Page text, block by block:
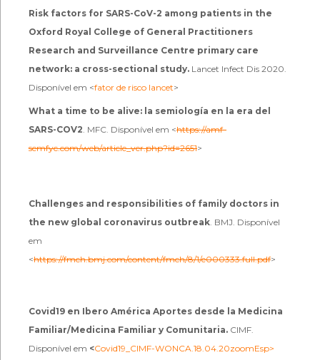
Risk factors for SARS-CoV-2 among patients in the
Oxford Royal College of General Practitioners
Research and Surveillance Centre primary care
network: a cross-sectional study. Lancet Infect Dis 2020.
Disponível em <fator de risco lancet>
What a time to be alive: la semiología en la era del
SARS-COV2. MFC. Disponível em <https://amf-
semfyc.com/web/article_ver.php?id=2651>
Challenges and responsibilities of family doctors in
the new global coronavirus outbreak. BMJ. Disponível
em
<https://fmch.bmj.com/content/fmch/8/1/e000333.full.pdf>
Covid19 en Ibero América Aportes desde la Medicina
Familiar/Medicina Familiar y Comunitaria. CIMF.
Disponível em <Covid19_CIMF-WONCA.18.04.20zoomEsp>